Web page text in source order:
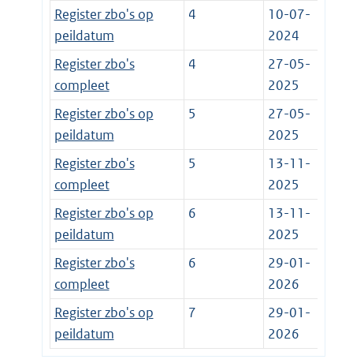
Register zbo's op
peildatum
4
10-07-
2024
Register zbo's
compleet
4
27-05-
2025
Register zbo's op
peildatum
5
27-05-
2025
Register zbo's
compleet
5
13-11-
2025
Register zbo's op
peildatum
6
13-11-
2025
Register zbo's
compleet
6
29-01-
2026
Register zbo's op
peildatum
7
29-01-
2026